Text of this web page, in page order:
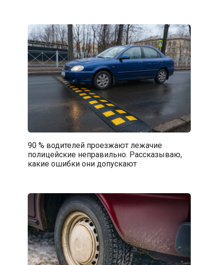
90 % водителей проезжают лежачие
полицейские неправильно. Рассказываю,
какие ошибки они допускают